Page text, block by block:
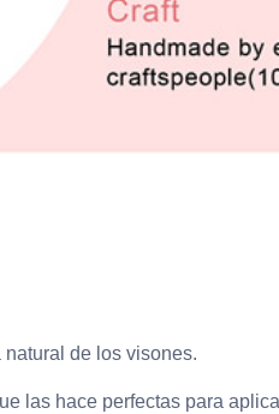
de los visones.
las hace perfectas para